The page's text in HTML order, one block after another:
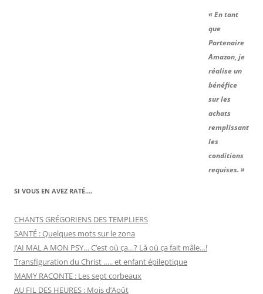
« En tant
que
Partenaire
Amazon, je
réalise un
bénéfice
sur les
achats
remplissant
les
conditions
requises. »
SI VOUS EN AVEZ RATÉ….
CHANTS GRÉGORIENS DES TEMPLIERS
SANTÉ : Quelques mots sur le zona
J’AI MAL A MON PSY… C’est où ça…? Là où ça fait mâle…!
Transfiguration du Christ ….. et enfant épileptique
MAMY RACONTE : Les sept corbeaux
AU FIL DES HEURES : Mois d’Août